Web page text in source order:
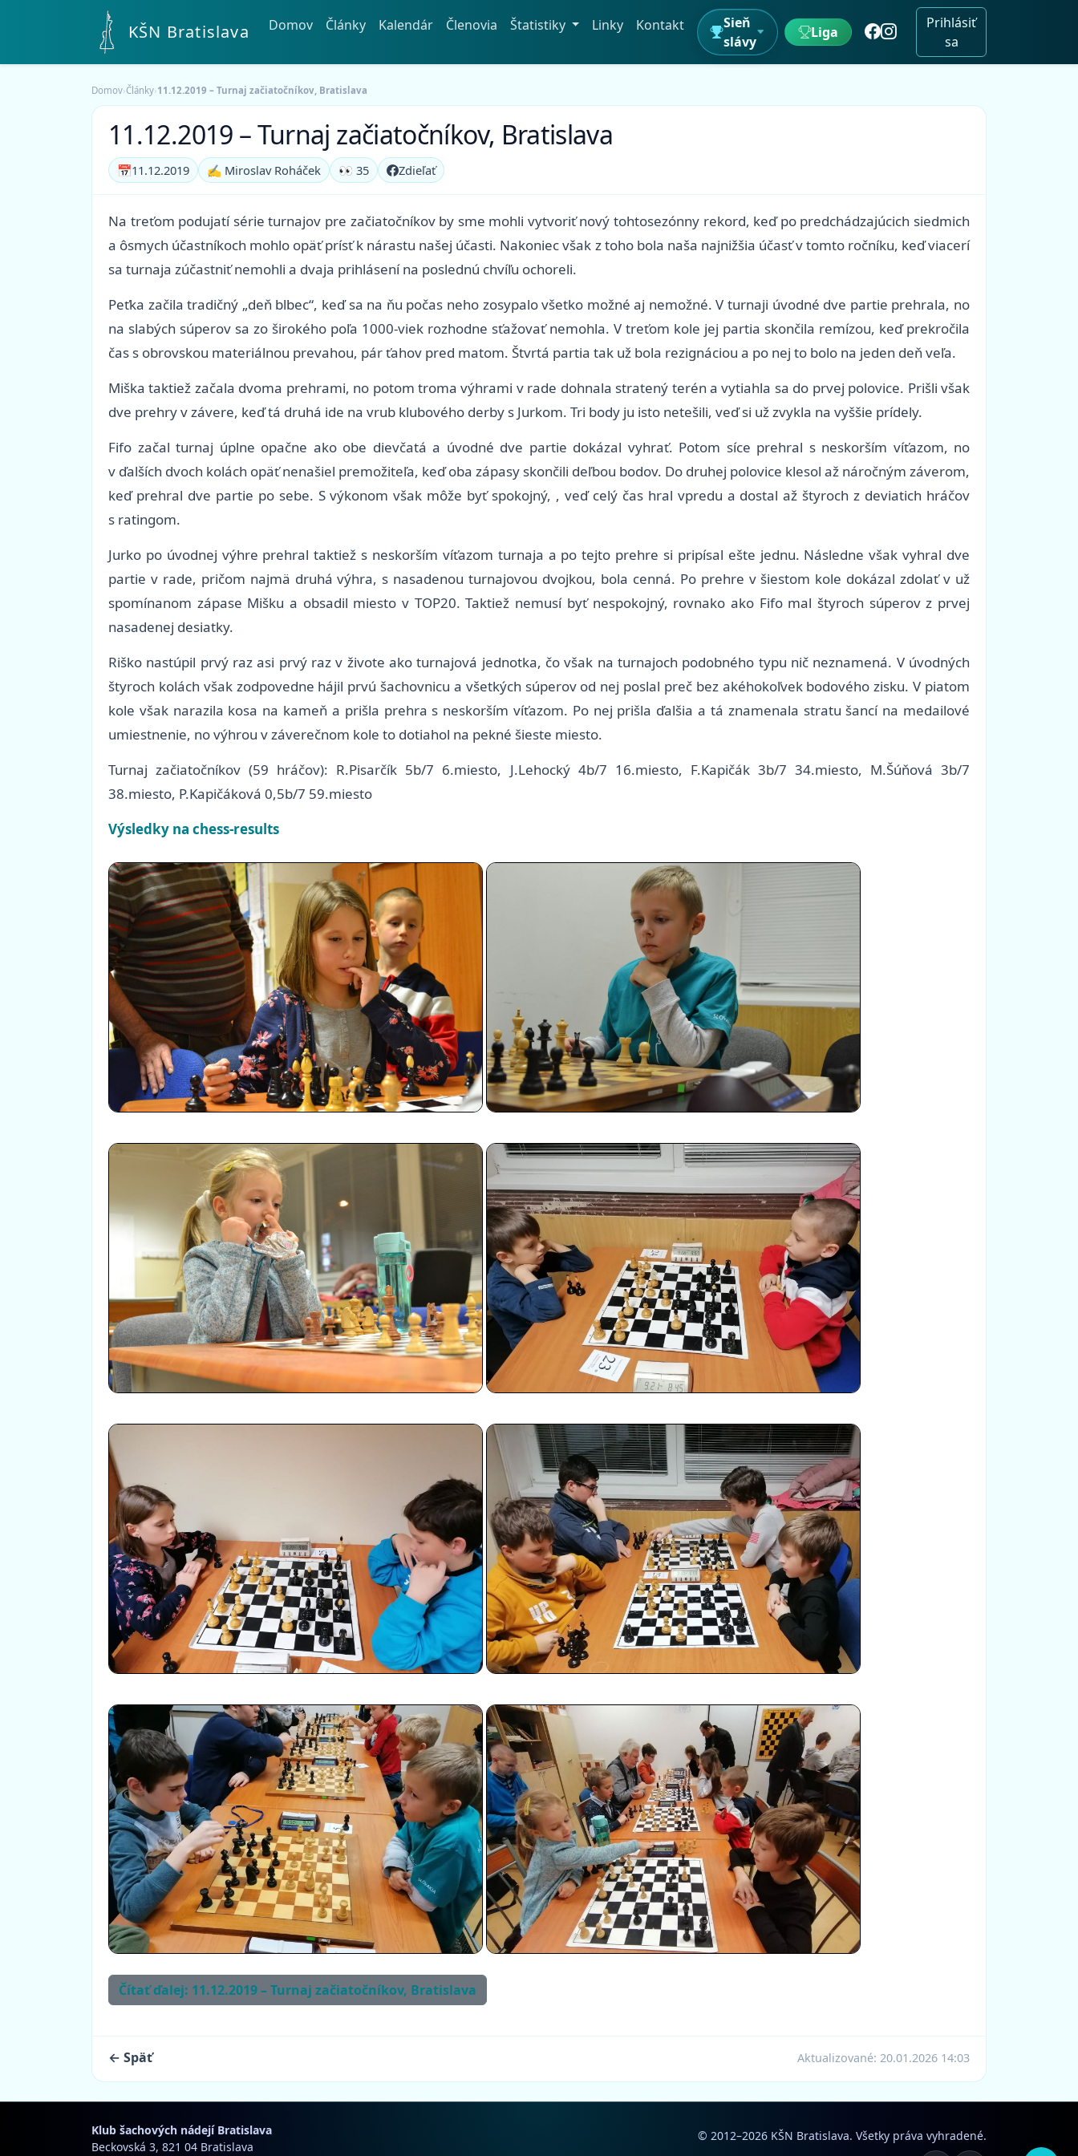
KŠN Bratislava Domov Články Kalendár Členovia Štatistiky Linky Kontakt
Sieň
slávy
Liga
Prihlásiť
sa
Domov›Články›11.12.2019 – Turnaj začiatočníkov, Bratislava
11.12.2019 – Turnaj začiatočníkov, Bratislava
📅11.12.2019 ✍️ Miroslav Roháček 👀 35 Zdieľať
Na treťom podujatí série turnajov pre začiatočníkov by sme mohli vytvoriť nový tohtosezónny rekord, keď po predchádzajúcich siedmich
a ôsmych účastníkoch mohlo opäť prísť k nárastu našej účasti. Nakoniec však z toho bola naša najnižšia účasť v tomto ročníku, keď viacerí
sa turnaja zúčastniť nemohli a dvaja prihlásení na poslednú chvíľu ochoreli.
Peťka začila tradičný „deň blbec“, keď sa na ňu počas neho zosypalo všetko možné aj nemožné. V turnaji úvodné dve partie prehrala, no
na slabých súperov sa zo širokého poľa 1000-viek rozhodne sťažovať nemohla. V treťom kole jej partia skončila remízou, keď prekročila
čas s obrovskou materiálnou prevahou, pár ťahov pred matom. Štvrtá partia tak už bola rezignáciou a po nej to bolo na jeden deň veľa.
Miška taktiež začala dvoma prehrami, no potom troma výhrami v rade dohnala stratený terén a vytiahla sa do prvej polovice. Prišli však
dve prehry v závere, keď tá druhá ide na vrub klubového derby s Jurkom. Tri body ju isto netešili, veď si už zvykla na vyššie prídely.
Fifo začal turnaj úplne opačne ako obe dievčatá a úvodné dve partie dokázal vyhrať. Potom síce prehral s neskorším víťazom, no
v ďalších dvoch kolách opäť nenašiel premožiteľa, keď oba zápasy skončili deľbou bodov. Do druhej polovice klesol až náročným záverom,
keď prehral dve partie po sebe. S výkonom však môže byť spokojný, , veď celý čas hral vpredu a dostal až štyroch z deviatich hráčov
s ratingom.
Jurko po úvodnej výhre prehral taktiež s neskorším víťazom turnaja a po tejto prehre si pripísal ešte jednu. Následne však vyhral dve
partie v rade, pričom najmä druhá výhra, s nasadenou turnajovou dvojkou, bola cenná. Po prehre v šiestom kole dokázal zdolať v už
spomínanom zápase Mišku a obsadil miesto v TOP20. Taktiež nemusí byť nespokojný, rovnako ako Fifo mal štyroch súperov z prvej
nasadenej desiatky.
Riško nastúpil prvý raz asi prvý raz v živote ako turnajová jednotka, čo však na turnajoch podobného typu nič neznamená. V úvodných
štyroch kolách však zodpovedne hájil prvú šachovnicu a všetkých súperov od nej poslal preč bez akéhokoľvek bodového zisku. V piatom
kole však narazila kosa na kameň a prišla prehra s neskorším víťazom. Po nej prišla ďalšia a tá znamenala stratu šancí na medailové
umiestnenie, no výhrou v záverečnom kole to dotiahol na pekné šieste miesto.
Turnaj začiatočníkov (59 hráčov): R.Pisarčík 5b/7 6.miesto, J.Lehocký 4b/7 16.miesto, F.Kapičák 3b/7 34.miesto, M.Šúňová 3b/7
38.miesto, P.Kapičáková 0,5b/7 59.miesto
Výsledky na chess-results
Čítať ďalej: 11.12.2019 – Turnaj začiatočníkov, Bratislava
← Späť Aktualizované: 20.01.2026 14:03
Klub šachových nádejí Bratislava
Beckovská 3, 821 04 Bratislava
© 2012–2026 KŠN Bratislava. Všetky práva vyhradené.